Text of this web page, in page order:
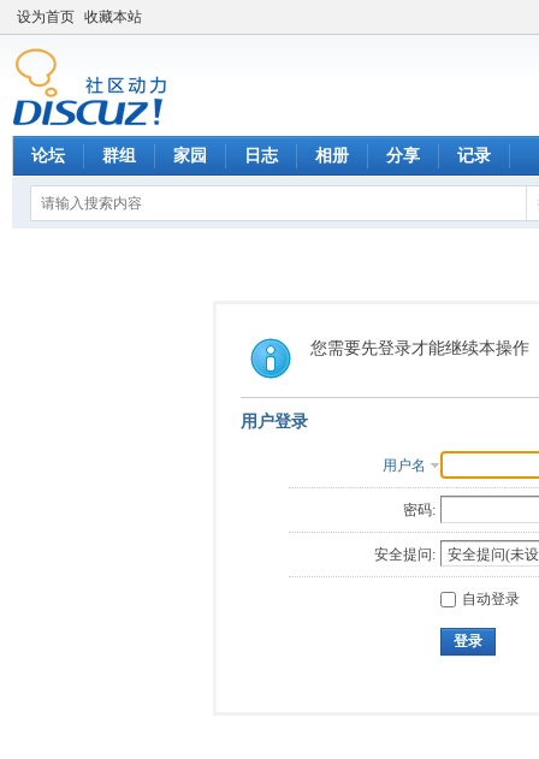
设为首页 收藏本站
论坛 群组 家园 日志 相册 分享 记录
您需要先登录才能继续本操作
用户登录
用户名
密码:
安全提问:
自动登录
登录